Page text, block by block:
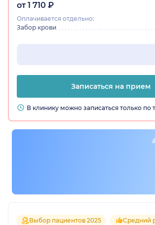
от 1 710 ₽
Оплачивается отдельно:
Забор крови
Записаться на прием
В клинику можно записаться только по
Выбор пациентов 2025 Средний